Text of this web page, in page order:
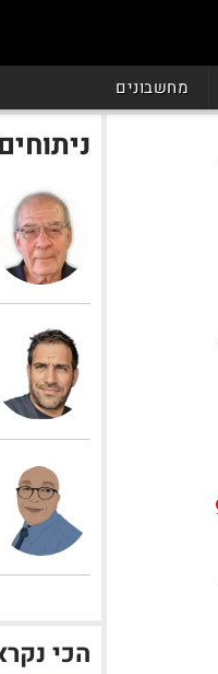
מחשבונים
הכי